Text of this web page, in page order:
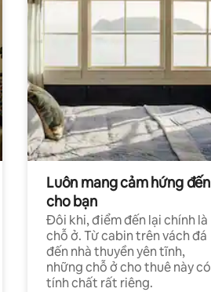
Luôn mang cảm hứng đến
cho bạn
Đôi khi, điểm đến lại chính là
chỗ ở. Từ cabin trên vách đá
đến nhà thuyền yên tĩnh,
những chỗ ở cho thuê này có
tính chất rất riêng.